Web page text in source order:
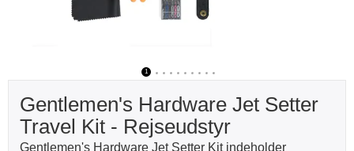
1
Gentlemen's Hardware Jet Setter
Travel Kit - Rejseudstyr
Gentlemen's Hardware Jet Setter Kit indeholder